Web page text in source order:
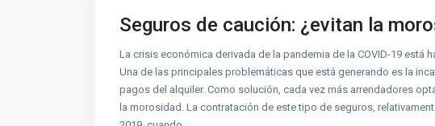
Seguros de caución: ¿evitan la
La crisis económica derivada de la pandemia de la COVID-19 está
Una de las principales problemáticas que está generando es la
pagos del alquiler. Como solución, cada vez más arrendadores
la morosidad. La contratación de este tipo de seguros,